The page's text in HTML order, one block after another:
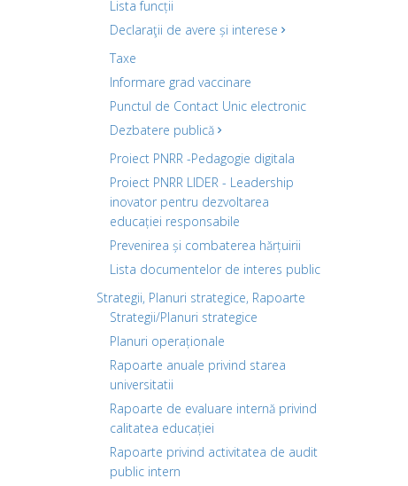
Lista funcții
Declaraţii de avere și interese
Taxe
Informare grad vaccinare
Punctul de Contact Unic electronic
Dezbatere publică
Proiect PNRR -Pedagogie digitala
Proiect PNRR LIDER - Leadership
inovator pentru dezvoltarea
educației responsabile
Prevenirea și combaterea hărțuirii
Lista documentelor de interes public
Strategii, Planuri strategice, Rapoarte
Strategii/Planuri strategice
Planuri operaționale
Rapoarte anuale privind starea
universitatii
Rapoarte de evaluare internă privind
calitatea educației
Rapoarte privind activitatea de audit
public intern